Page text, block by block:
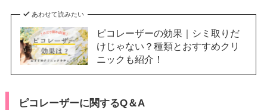
あわせて読みたい
ピコレーザーの効果｜シミ取りだ
けじゃない？種類とおすすめクリ
ニックも紹介！
ピコレーザーに関するQ＆A